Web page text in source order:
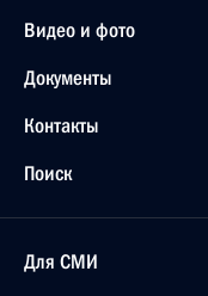
Видео и фото
Документы
Контакты
Поиск
Для СМИ